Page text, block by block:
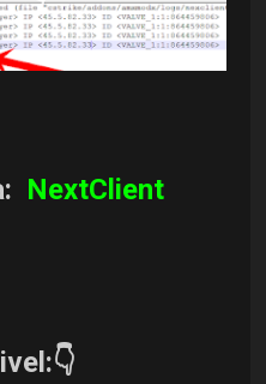
NextClient